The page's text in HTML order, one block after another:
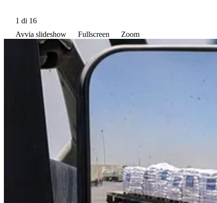
1 di 16
Avvia slideshow
Fullscreen Zoom